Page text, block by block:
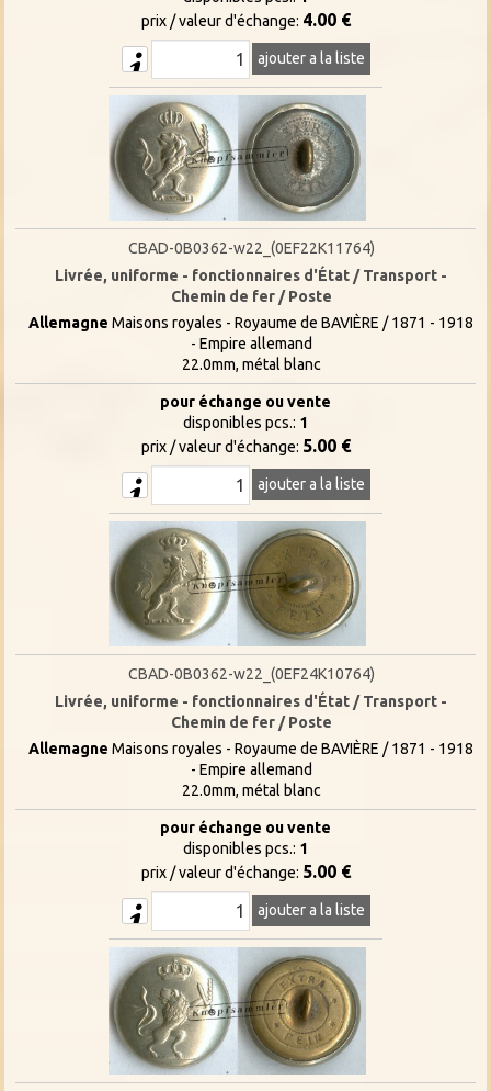
prix / valeur d'échange: 4.00 €
ajouter a la liste
CBAD-0B0362-w22_(0EF22K11764)
Livrée, uniforme - fonctionnaires d'État / Transport -
Chemin de fer / Poste
Allemagne Maisons royales - Royaume de BAVIÈRE / 1871 - 1918
- Empire allemand
22.0mm, métal blanc
pour échange ou vente
disponibles pcs.: 1
prix / valeur d'échange: 5.00 €
ajouter a la liste
CBAD-0B0362-w22_(0EF24K10764)
Livrée, uniforme - fonctionnaires d'État / Transport -
Chemin de fer / Poste
Allemagne Maisons royales - Royaume de BAVIÈRE / 1871 - 1918
- Empire allemand
22.0mm, métal blanc
pour échange ou vente
disponibles pcs.: 1
prix / valeur d'échange: 5.00 €
ajouter a la liste